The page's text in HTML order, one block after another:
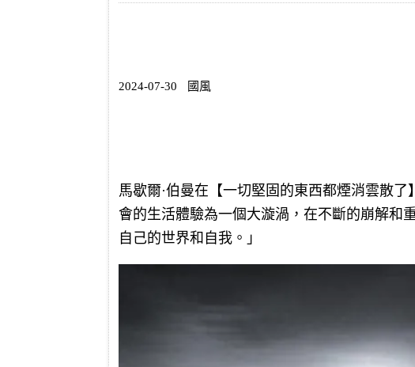
2024-07-30 國風
馬歇爾·伯曼在【一切堅固的東西都煙消雲散
會的生活體驗為一個大漩渦，在不斷的崩解和
自己的世界和自我。」